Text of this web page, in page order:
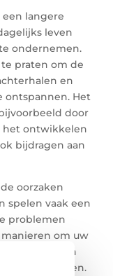
langere
leven
ondernemen.
praten om de
en
ontspannen. Het
door
het ontwikkelen
bijdragen aan
oorzaken
spelen vaak een
problemen
om uw
door een
te kopen.